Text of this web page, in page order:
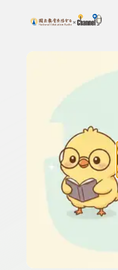
上方功能區塊
搜尋關鍵字：可輸入節